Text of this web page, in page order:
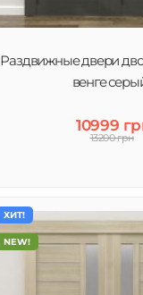
Раздвижные двери
венге
10999
13200 грн
ХИТ!
NEW!